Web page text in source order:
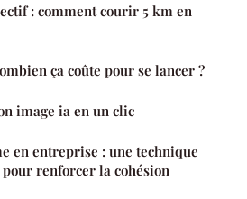
: comment courir 5 km en
ça coûte pour se lancer ?
image ia en un clic
en entreprise : une technique
renforcer la cohésion